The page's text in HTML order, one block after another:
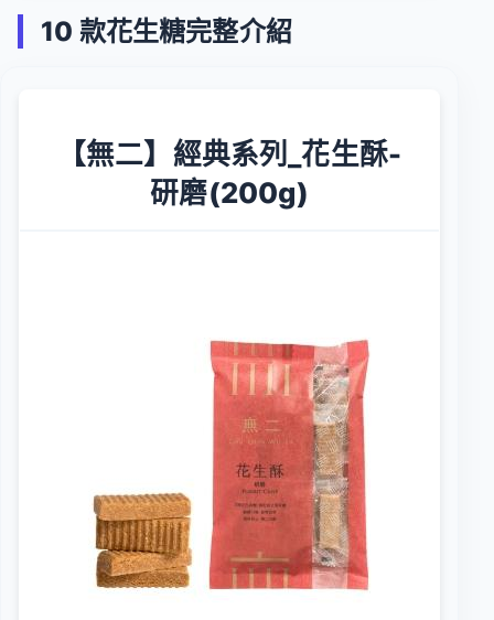
10 款花生糖完整介紹
【無二】經典系列_花生酥-
研磨(200g)